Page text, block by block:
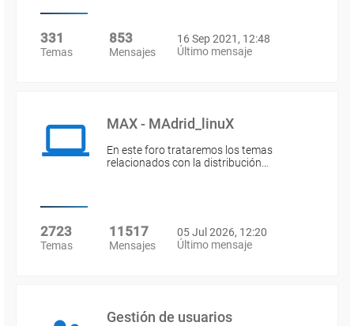
331
Temas
853
Mensajes
16 Sep 2021, 12:48
Último mensaje
MAX - MAdrid_linuX
En este foro trataremos los temas
relacionados con la distribución…
2723
Temas
11517
Mensajes
05 Jul 2026, 12:20
Último mensaje
Gestión de usuarios